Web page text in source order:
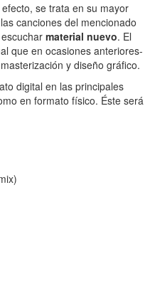
se trata en su mayor
canciones del mencionado
material nuevo. El
que en ocasiones anteriores-
y diseño gráfico.
digital en las principales
en formato físico. Éste será